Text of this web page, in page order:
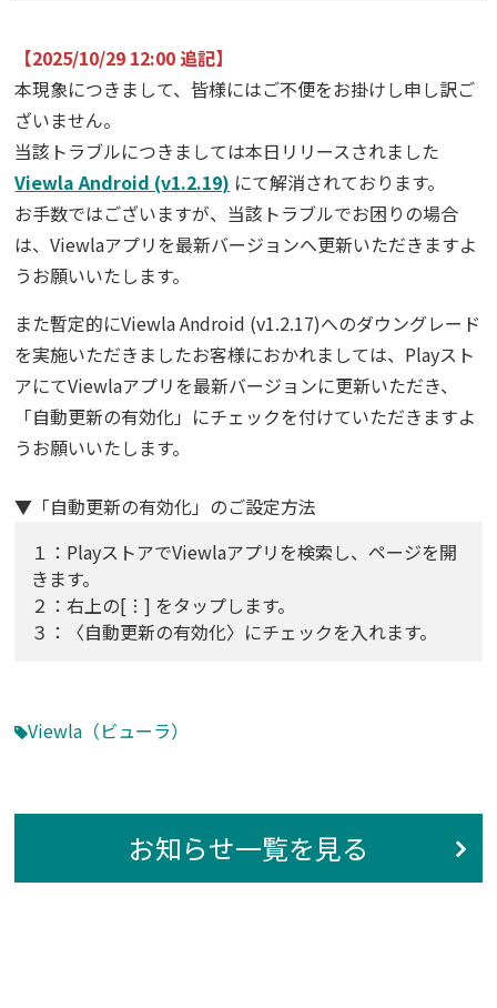
【2025/10/29 12:00 追記】
本現象につきまして、皆様にはご不便をお掛けし申し訳ご
ざいません。
当該トラブルにつきましては本日リリースされました
Viewla Android (v1.2.19) にて解消されております。
お手数ではございますが、当該トラブルでお困りの場合
は、Viewlaアプリを最新バージョンへ更新いただきますよ
うお願いいたします。
また暫定的にViewla Android (v1.2.17)へのダウングレード
を実施いただきましたお客様におかれましては、Playスト
アにてViewlaアプリを最新バージョンに更新いただき、
「自動更新の有効化」にチェックを付けていただきますよ
うお願いいたします。
▼「自動更新の有効化」のご設定方法
１：PlayストアでViewlaアプリを検索し、ページを開
きます。
２：右上の[︙] をタップします。
３：〈自動更新の有効化〉にチェックを入れます。
Viewla（ビューラ）
お知らせ一覧を見る